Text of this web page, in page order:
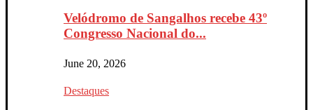
Velódromo de Sangalhos recebe 43º
Congresso Nacional do...
June 20, 2026
Destaques